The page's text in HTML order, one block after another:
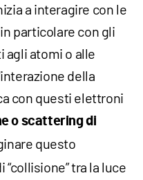
a interagire con le
particolare con gli
agli atomi o alle
della
con questi elettroni
o scattering di
questo
tra la luce